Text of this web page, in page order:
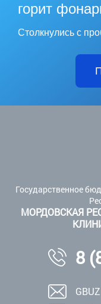
горит
Столкнулись с
Государственное
МОРДОВСКАЯ
8